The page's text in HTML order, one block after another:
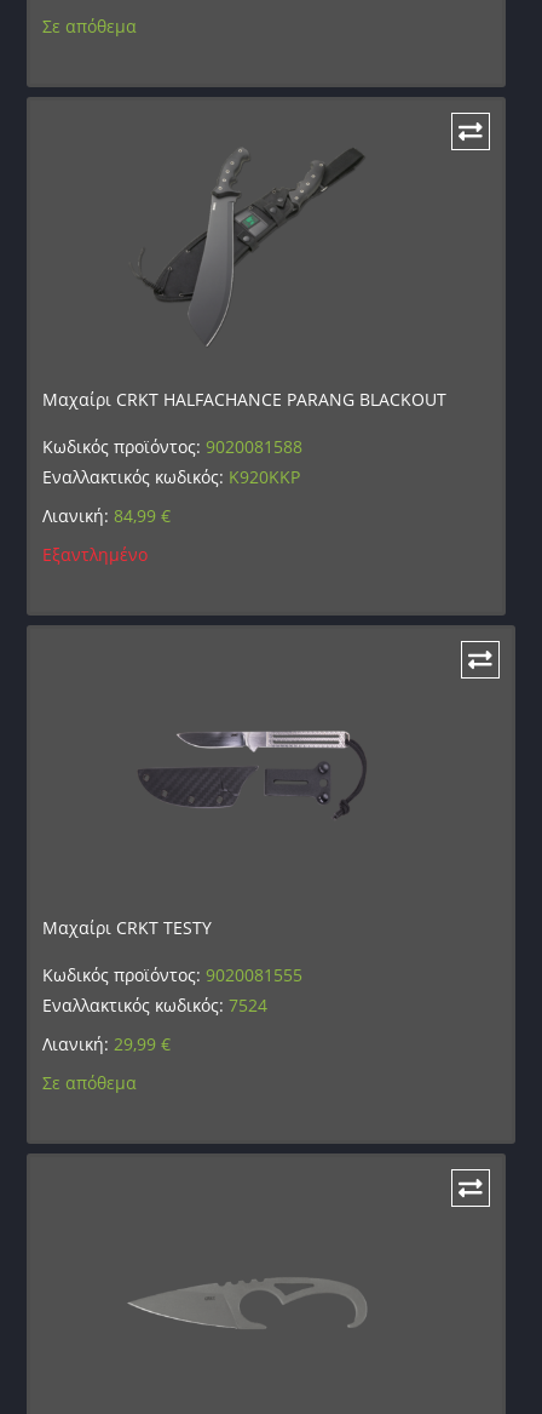
Σε απόθεμα
Μαχαίρι CRKT HALFACHANCE PARANG BLACKOUT
Κωδικός προϊόντος:9020081588
Εναλλακτικός κωδικός: K920KKP
Λιανική:84,99€
Εξαντλημένο
Μαχαίρι CRKT TESTY
Κωδικός προϊόντος:9020081555
Εναλλακτικός κωδικός:7524
Λιανική:29,99€
Σε απόθεμα